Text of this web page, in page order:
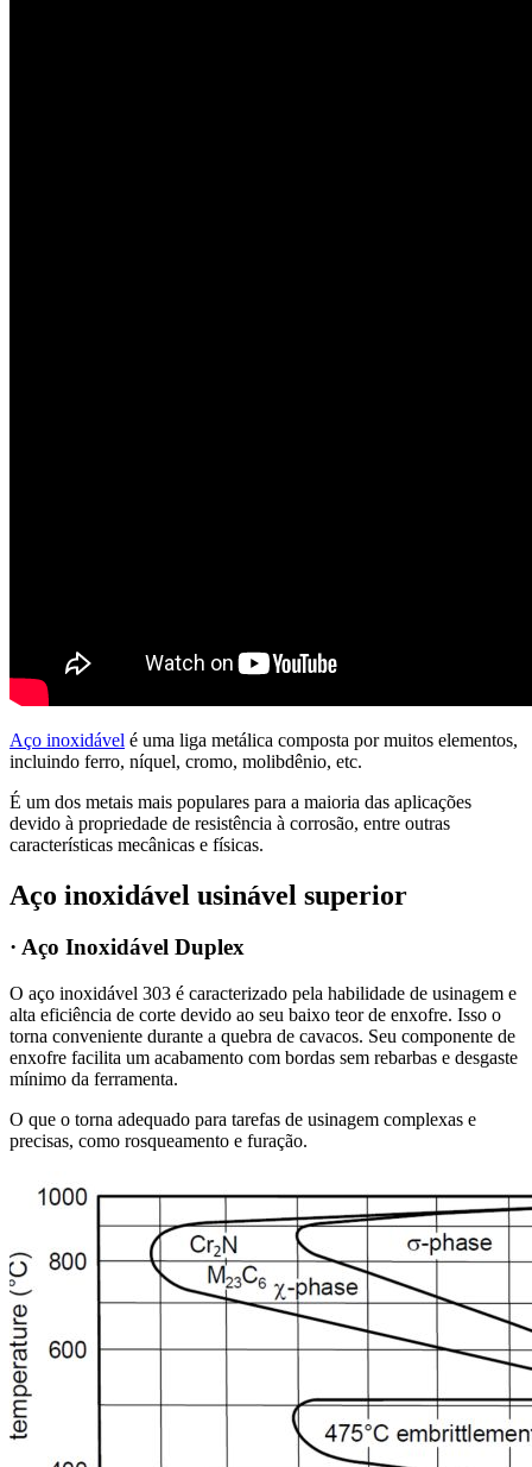
Aço inoxidável é uma liga metálica composta por muitos elementos,
incluindo ferro, níquel, cromo, molibdênio, etc.
É um dos metais mais populares para a maioria das aplicações
devido à propriedade de resistência à corrosão, entre outras
características mecânicas e físicas.
Aço inoxidável usinável superior
· Aço Inoxidável Duplex
O aço inoxidável 303 é caracterizado pela habilidade de usinagem e
alta eficiência de corte devido ao seu baixo teor de enxofre. Isso o
torna conveniente durante a quebra de cavacos. Seu componente de
enxofre facilita um acabamento com bordas sem rebarbas e desgaste
mínimo da ferramenta.
O que o torna adequado para tarefas de usinagem complexas e
precisas, como rosqueamento e furação.